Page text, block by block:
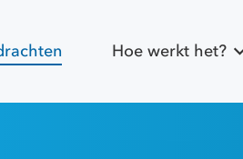
Hoe werkt het?